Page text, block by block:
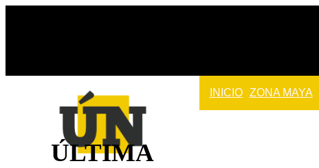
ÚLTIMA
INICIO ZONA MAYA